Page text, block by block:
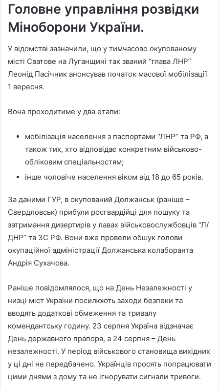
Головне управління розвідки
Міноборони України.
У відомстві зазначили, що у тимчасово окупованому
місті Сватове на Луганщині так званий “глава ЛНР”
Леонід Пасічник анонсував початок масової мобілізації
1 вересня.
Вона проходитиме у два етапи:
мобілізація населення з паспортами “ЛНР” та РФ, а
також тих, хто відповідає конкретним військово-
обліковим спеціальностям;
інше чоловіче населення віком від 18 до 65 років.
За даними ГУР, в окупований Должанськ (раніше –
Свердловськ) прибули росгвардійці для пошуку та
затримання дизертирів у лавах військовослужбовців “Л/
ДНР” та ЗС РФ. Вони вже провели обшук голови
окупаційної адміністрації Должанська колаборанта
Андрія Сухачова.
Раніше повідомлялося, що на День Незалежності у
низці міст України посилюють заходи безпеки та
вводять додаткові обмеження та тривалу
комендантську годину. 23 серпня Україна відзначає
День державного прапора, а 24 серпня – День
незалежності. У період військового становища вихідних
у ці дні не передбачено. Українців просять попрацювати
цими днями з дому та не ігнорувати сигнали тривоги.